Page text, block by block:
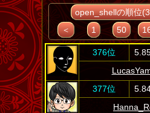
open_shellの順位
＜
1 50
376位
377位